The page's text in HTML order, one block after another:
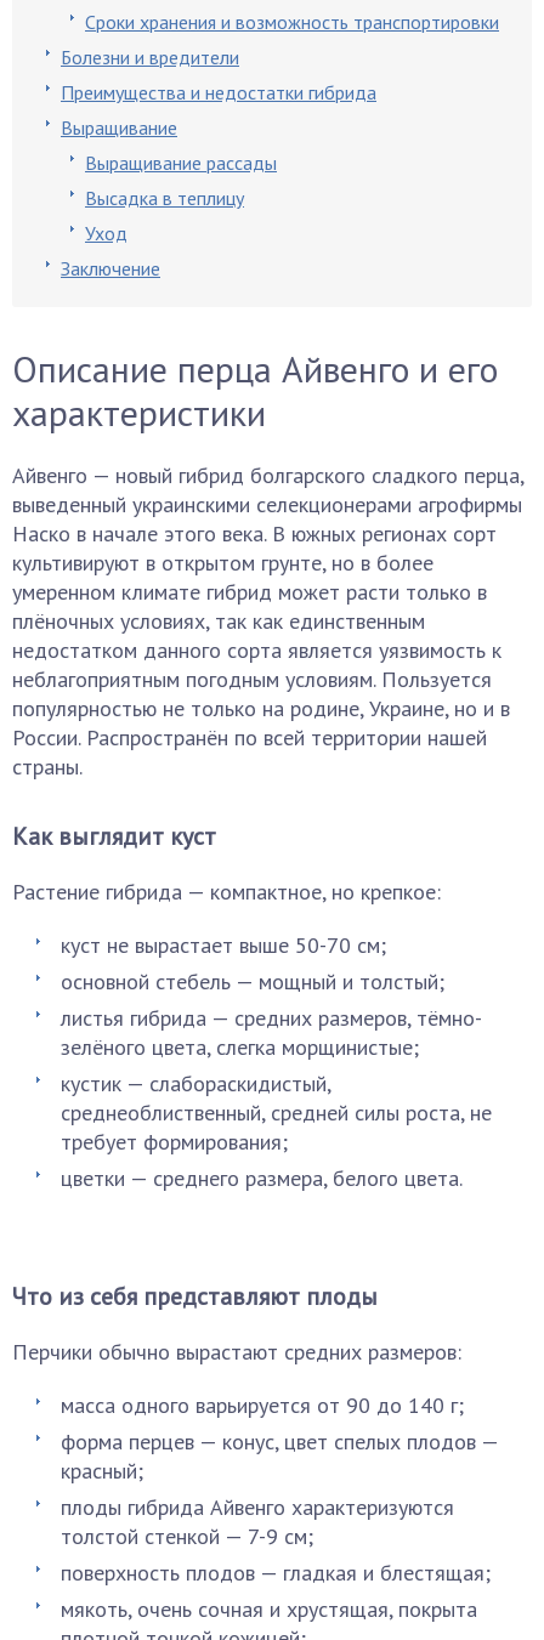
Сроки хранения и возможность транспортировки
Болезни и вредители
Преимущества и недостатки гибрида
Выращивание
Выращивание рассады
Высадка в теплицу
Уход
Заключение
Описание перца Айвенго и его
характеристики
Айвенго — новый гибрид болгарского сладкого перца,
выведенный украинскими селекционерами агрофирмы
Наско в начале этого века. В южных регионах сорт
культивируют в открытом грунте, но в более
умеренном климате гибрид может расти только в
плёночных условиях, так как единственным
недостатком данного сорта является уязвимость к
неблагоприятным погодным условиям. Пользуется
популярностью не только на родине, Украине, но и в
России. Распространён по всей территории нашей
страны.
Как выглядит куст
Растение гибрида — компактное, но крепкое:
куст не вырастает выше 50-70 см;
основной стебель — мощный и толстый;
листья гибрида — средних размеров, тёмно-
зелёного цвета, слегка морщинистые;
кустик — слабораскидистый,
среднеоблиственный, средней силы роста, не
требует формирования;
цветки — среднего размера, белого цвета.
Что из себя представляют плоды
Перчики обычно вырастают средних размеров:
масса одного варьируется от 90 до 140 г;
форма перцев — конус, цвет спелых плодов —
красный;
плоды гибрида Айвенго характеризуются
толстой стенкой — 7-9 см;
поверхность плодов — гладкая и блестящая;
мякоть, очень сочная и хрустящая, покрыта